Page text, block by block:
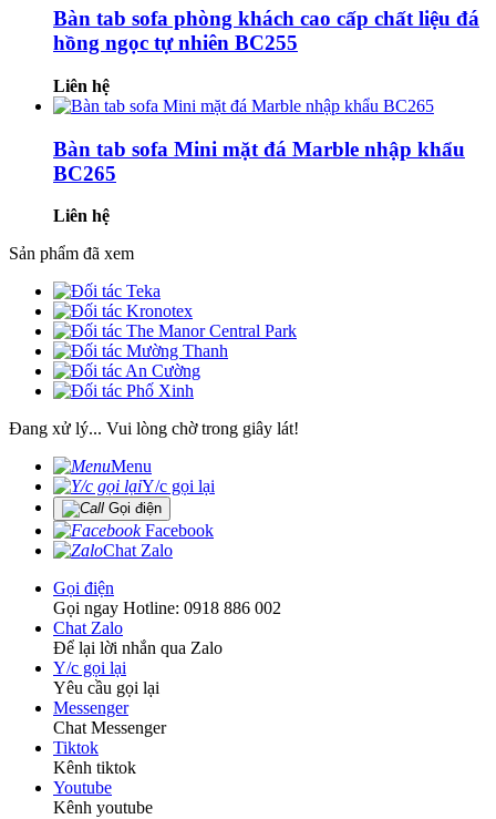
Bàn tab sofa phòng khách cao cấp chất liệu đá
hồng ngọc tự nhiên BC255
Liên hệ
Bàn tab sofa Mini mặt đá Marble nhập khẩu
BC265
Liên hệ
Sản phẩm đã xem
Đang xử lý... Vui lòng chờ trong giây lát!
Menu
Y/c gọi lại
Gọi điện
Facebook
Chat Zalo
Gọi điện
Gọi ngay Hotline: 0918 886 002
Chat Zalo
Để lại lời nhắn qua Zalo
Y/c gọi lại
Yêu cầu gọi lại
Messenger
Chat Messenger
Tiktok
Kênh tiktok
Youtube
Kênh youtube